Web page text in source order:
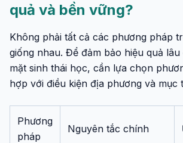
quả và bền vững?
Không phải tất cả các phương pháp
giống nhau. Để đảm bảo hiệu quả
mặt sinh thái học, cần lựa chọn
hợp với điều kiện địa phương và mục
Phương
pháp
Nguyên tắc chính